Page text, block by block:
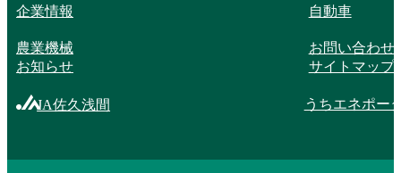
企業情報 自動車
農業機械
お問い合わせ
お知らせ
サイトマップ
JA佐久浅間 うちエネポー